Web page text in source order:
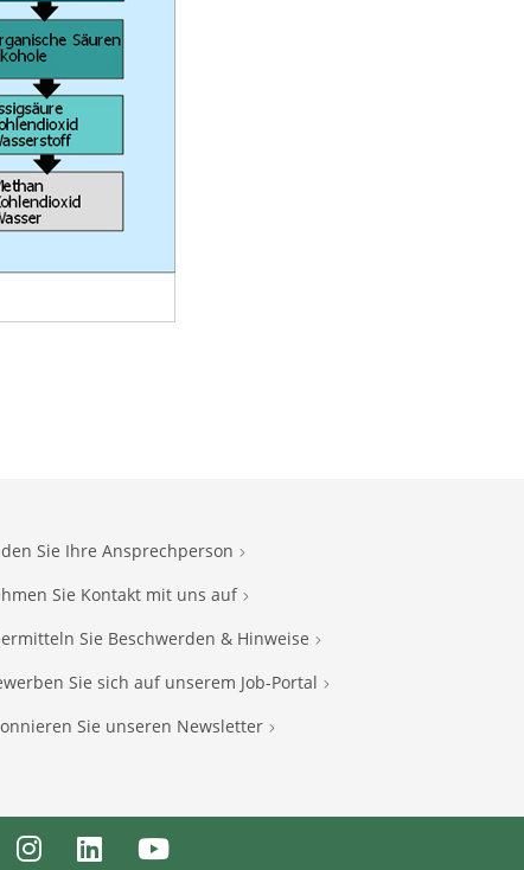
Sie Ihre Ansprechperson
Sie Kontakt mit uns auf
Sie Beschwerden & Hinweise
Sie sich auf unserem Job-Portal
Sie unseren Newsletter
InstagramLinkedInYoutube